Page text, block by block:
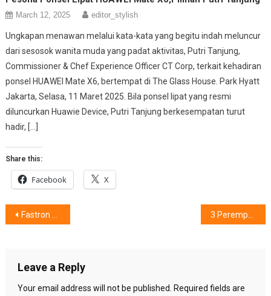
March 12, 2025 editor_stylish
Ungkapan menawan melalui kata-kata yang begitu indah meluncur
dari sesosok wanita muda yang padat aktivitas, Putri Tanjung,
Commissioner & Chef Experience Officer CT Corp, terkait kehadiran
ponsel HUAWEI Mate X6, bertempat di The Glass House. Park Hyatt
Jakarta, Selasa, 11 Maret 2025. Bila ponsel lipat yang resmi
diluncurkan Huawie Device, Putri Tanjung berkesempatan turut
hadir, […]
Share this:
Facebook X
Post
Fastron Eco Green : Ramah Lingkungan & Kian Melindungi Low Cost Green Car
Leave a Reply
Your email address will not be published.
Required fields are